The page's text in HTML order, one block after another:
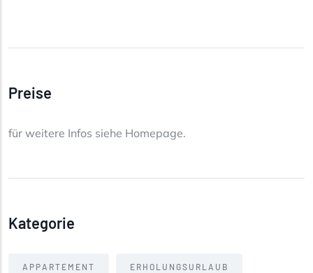
Preise
für weitere Infos siehe Homepage.
Kategorie
APPARTEMENT ERHOLUNGSURLAUB